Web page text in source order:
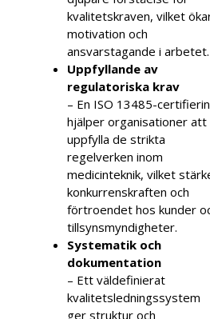
kvalitetskraven, vilket
motivation och
ansvarstagande i arbetet.
Uppfyllande av
regulatoriska krav
– En ISO 13485-
hjälper organisationer att
uppfylla de strikta
regelverken inom
medicinteknik, vilket
konkurrenskraften och
förtroendet hos kunder
tillsynsmyndigheter.
Systematik och
dokumentation
– Ett väldefinierat
kvalitetsledningssystem
ger struktur och